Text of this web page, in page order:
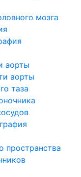
мозга
аорты
аорты
таза
пространства